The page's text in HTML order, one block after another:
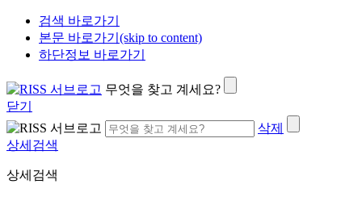
검색 바로가기
본문 바로가기(skip to content)
하단정보 바로가기
무엇을 찾고 계세요?
닫기
삭제
상세검색
상세검색